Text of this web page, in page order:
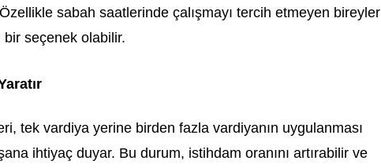
sabah saatlerinde çalışmayı tercih etmeyen bireyler
bir seçenek olabilir.
tek vardiya yerine birden fazla vardiyanın uygulanması
ihtiyaç duyar. Bu durum, istihdam oranını artırabilir ve